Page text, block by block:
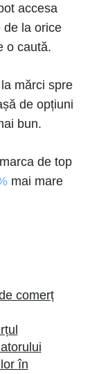
accesa
de la orice
o caută.
mărci spre
de opțiuni
bun.
de top
mai mare
comerț
în